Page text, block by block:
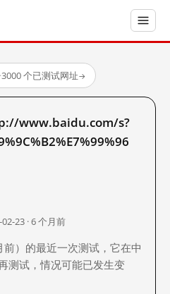
·3000 个已测试网址→
www.baidu.com/s?
23 · 6 个月前
）的最近一次测试，它在中
测试，情况可能已发生变